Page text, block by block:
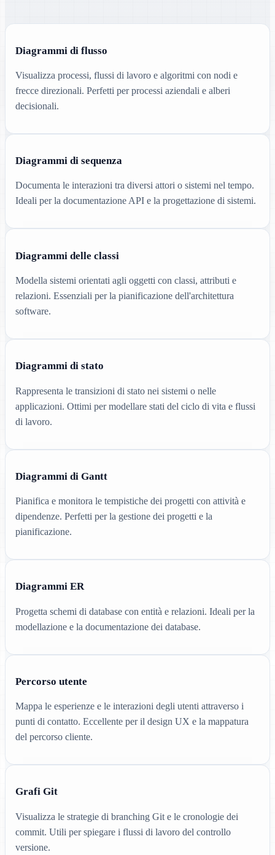
Diagrammi di flusso
Visualizza processi, flussi di lavoro e algoritmi con nodi e
frecce direzionali. Perfetti per processi aziendali e alberi
decisionali.
Diagrammi di sequenza
Documenta le interazioni tra diversi attori o sistemi nel tempo.
Ideali per la documentazione API e la progettazione di sistemi.
Diagrammi delle classi
Modella sistemi orientati agli oggetti con classi, attributi e
relazioni. Essenziali per la pianificazione dell'architettura
software.
Diagrammi di stato
Rappresenta le transizioni di stato nei sistemi o nelle
applicazioni. Ottimi per modellare stati del ciclo di vita e flussi
di lavoro.
Diagrammi di Gantt
Pianifica e monitora le tempistiche dei progetti con attività e
dipendenze. Perfetti per la gestione dei progetti e la
pianificazione.
Diagrammi ER
Progetta schemi di database con entità e relazioni. Ideali per la
modellazione e la documentazione dei database.
Percorso utente
Mappa le esperienze e le interazioni degli utenti attraverso i
punti di contatto. Eccellente per il design UX e la mappatura
del percorso cliente.
Grafi Git
Visualizza le strategie di branching Git e le cronologie dei
commit. Utili per spiegare i flussi di lavoro del controllo
versione.